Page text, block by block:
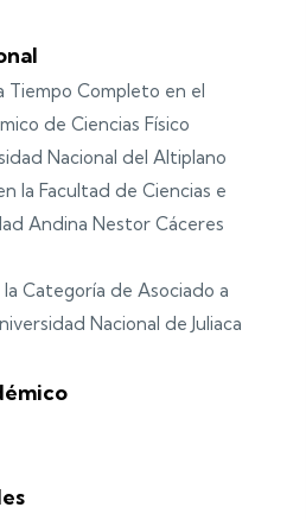
Completo en el
de Ciencias Físico
Nacional del Altiplano
la Facultad de Ciencias e
Andina Nestor Cáceres
Categoría de Asociado a
Nacional de Juliaca